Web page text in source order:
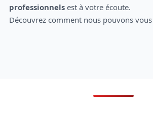
professionnelsest à votre écoute.
Découvrez comment nous pouvons